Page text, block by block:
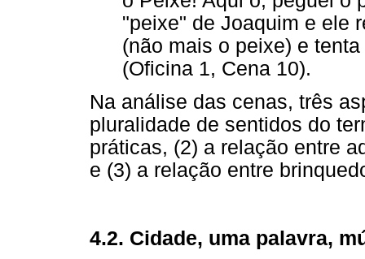
"peixe" de Joaquim e ele
(não mais o peixe) e
(Oficina 1, Cena 10).
Na análise das cenas, três
pluralidade de sentidos do
práticas, (2) a relação entre
e (3) a relação entre
4.2. Cidade, uma palavra,